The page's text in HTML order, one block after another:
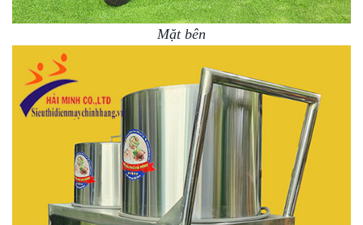
Mặt bên